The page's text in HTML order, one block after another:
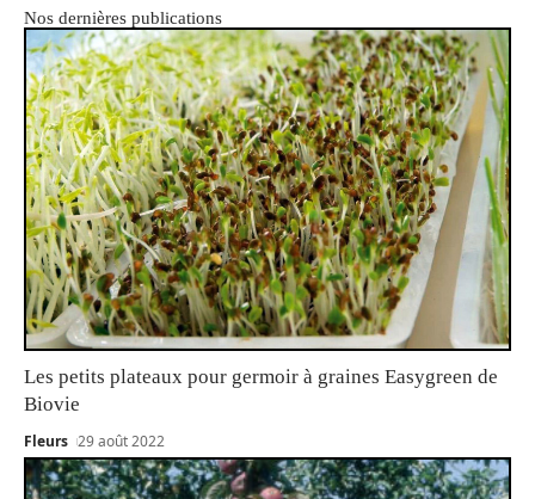
Nos dernières publications
Les petits plateaux pour germoir à graines Easygreen de
Biovie
Fleurs 29 août 2022